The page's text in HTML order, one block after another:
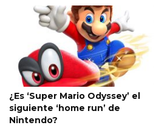
¿Es ‘Super Mario Odyssey’ el
siguiente ‘home run’ de
Nintendo?